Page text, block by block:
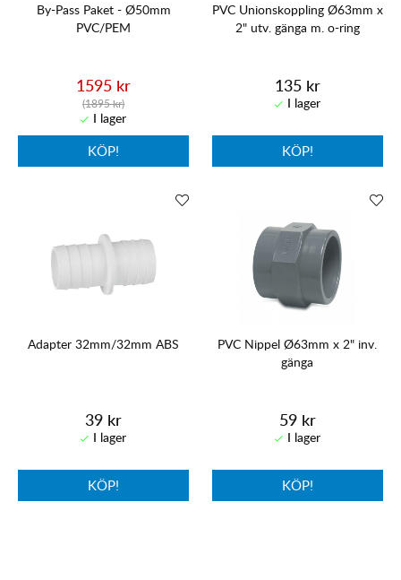
By-Pass Paket - Ø50mm
PVC/PEM
1595 kr
(1895 kr)
KÖP!
PVC Unionskoppling Ø63mm x
2" utv. gänga m. o-ring
135 kr
KÖP!
Adapter 32mm/32mm ABS
39 kr
KÖP!
PVC Nippel Ø63mm x 2" inv.
gänga
59 kr
KÖP!